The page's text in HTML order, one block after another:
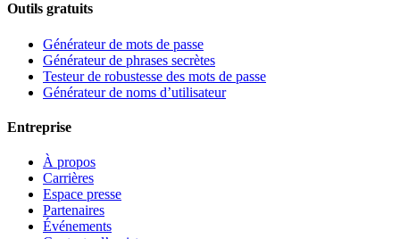
Outils gratuits
Générateur de mots de passe
Générateur de phrases secrètes
Testeur de robustesse des mots de passe
Générateur de noms d’utilisateur
Entreprise
À propos
Carrières
Espace presse
Partenaires
Événements